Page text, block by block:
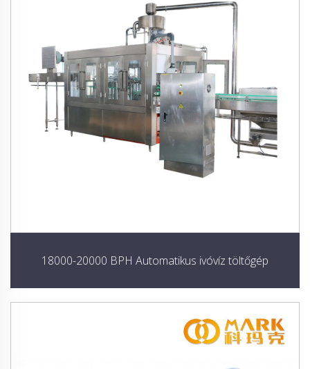
18000-20000 BPH Automatikus ivóvíz töltőgép